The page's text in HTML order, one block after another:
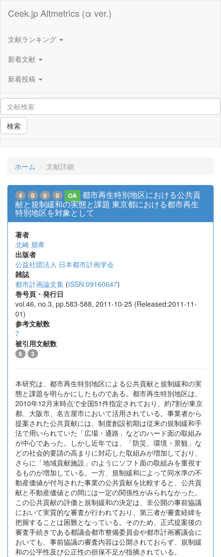
Ceek.jp Altmetrics (α ver.)
文献ランキング
新着文献
新着投稿
検索
ホーム 文献詳細
4 0 0 0 OA
都市再生特別地区における公共貢
献と規制緩和の実態と課題 東京都における都市再生
特別地区を対象として
著者
北崎 朋希
出版者
公益社団法人 日本都市計画学会
雑誌
都市計画論文集 (ISSN:09160647)
巻号頁・発行日
vol.46, no.3, pp.583-588, 2011-10-25 (Released:2011-11-
01)
参考文献数
7
被引用文献数
6 3
本研究は、都市再生特別地区による公共貢献と規制緩和の実
態と課題を明らかにしたものである。都市再生特別地区は、
2010年12月末時点で全国51件指定されており、約7割が東京
都、大阪市、名古屋市において活用されている。事業者から
提案された公共貢献には、制度創設初期は従来の規制緩和手
法で用いられていた「広場・通路」などのハード面の取組み
が中心であった。しかし近年では、「防災、環境・景観」な
どの社会的要請の高まりに対応した取組みが増加しており、
さらに「地域貢献施設」のようにソフト面の取組みを重視す
るものが増加している。一方、規制緩和によって同水準の不
動産価値が付与された事業の公共貢献を比較すると、公共貢
献と不動産価値との間には一定の関係性がみられなかった。
この公共貢献の評価と規制緩和の決定は、非公開の事前協議
において実質的な審査が行われており、第三者が審査経緯を
把握することは困難となっている。そのため、正式提案後の
審査手続きである都議会都市整備委員会や都市計画審議会に
おいても、事前協議の審査内容は公開されておらず、規制緩
和の公平性及び公正性の担保不足が指摘されている。